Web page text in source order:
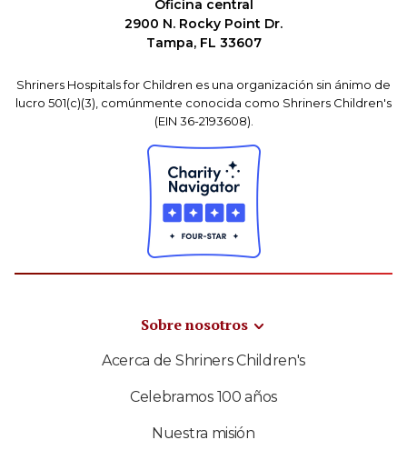
Oficina central
2900 N. Rocky Point Dr.
Tampa, FL 33607
Shriners Hospitals for Children es una organización sin ánimo de
lucro 501(c)(3), comúnmente conocida como Shriners Children's
(EIN 36-2193608).
Sobre nosotros
Acerca de Shriners Children's
Celebramos 100 años
Nuestra misión